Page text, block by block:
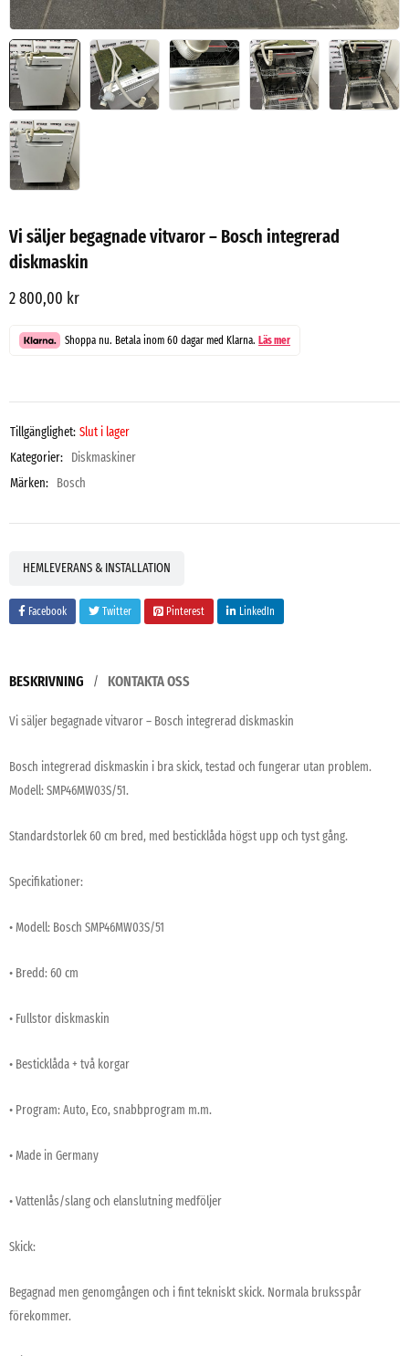
Vi säljer begagnade vitvaror – Bosch integrerad
diskmaskin
2 800,00 kr
Shoppa nu. Betala inom 60 dagar med Klarna. Läs mer
Tillgänglighet: Slut i lager
Kategorier: Diskmaskiner
Märken: Bosch
HEMLEVERANS & INSTALLATION
Facebook Twitter Pinterest LinkedIn
BESKRIVNING KONTAKTA OSS
Vi säljer begagnade vitvaror – Bosch integrerad diskmaskin
Bosch integrerad diskmaskin i bra skick, testad och fungerar utan problem.
Modell: SMP46MW03S/51.
Standardstorlek 60 cm bred, med besticklåda högst upp och tyst gång.
Specifikationer:
• Modell: Bosch SMP46MW03S/51
• Bredd: 60 cm
• Fullstor diskmaskin
• Besticklåda + två korgar
• Program: Auto, Eco, snabbprogram m.m.
• Made in Germany
• Vattenlås/slang och elanslutning medföljer
Skick:
Begagnad men genomgången och i fint tekniskt skick. Normala bruksspår
förekommer.